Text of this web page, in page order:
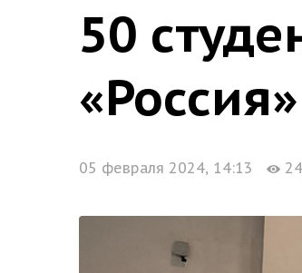
50
05 февраля 2024, 14:13